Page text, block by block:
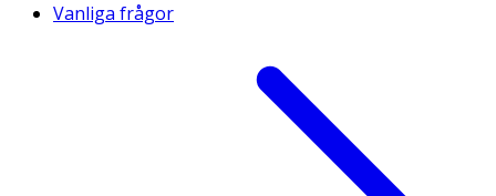
Vanliga frågor